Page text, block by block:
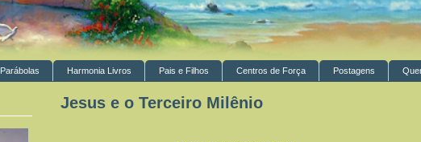
Parábolas Harmonia Livros Pais e Filhos Centros de Força Postagens
Jesus e o Terceiro Milênio